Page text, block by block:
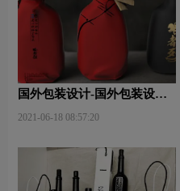
国外包装设计-国外包装设计
2021-06-18 08:57:20